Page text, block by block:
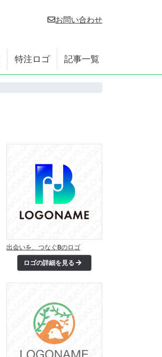
お問い合わせ
特注ロゴ 記事一覧
出会いを、つなぐBのロゴ
ロゴの詳細を見る